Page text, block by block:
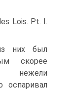
Lois. Pt. I.
них был
скорее
нежели
оспаривал